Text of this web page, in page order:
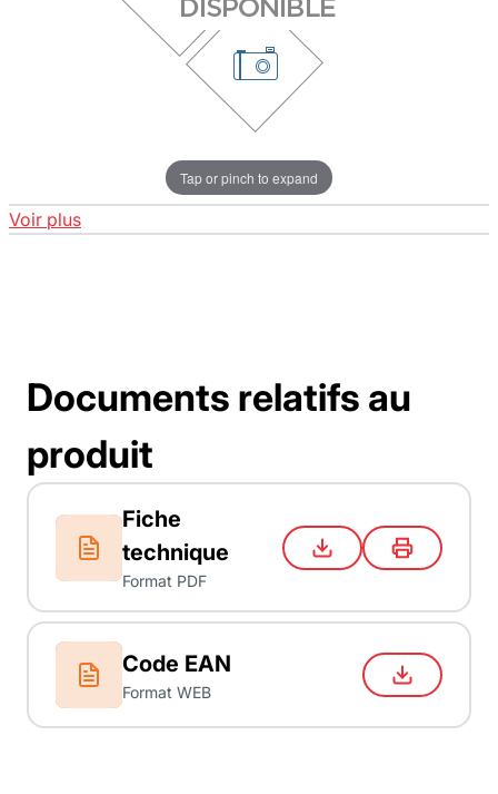
Tap or pinch to expand
Voir plus
Documents relatifs au
produit
Fiche
technique
Format PDF
Code EAN
Format WEB